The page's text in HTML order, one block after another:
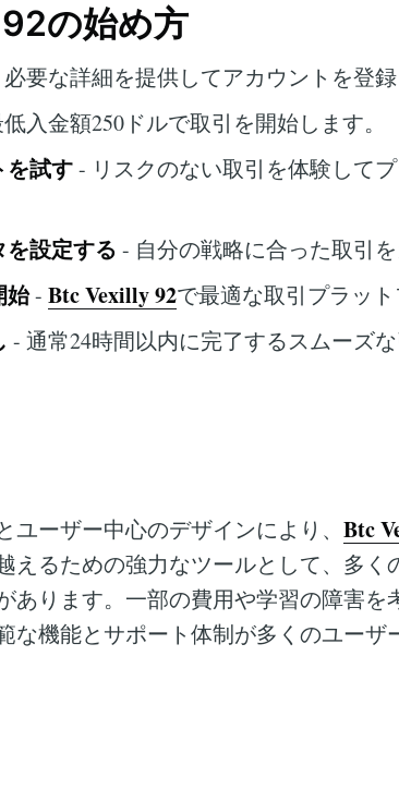
の始め方
要な詳細を提供してアカウントを登録
入金額250ドルで取引を開始します。
を試す- リスクのない取引を体験して
設定する - 自分の戦略に合った取引
始- Btc Vexilly 92で最適な取引プラット
- 通常24時間以内に完了するスムーズ
ユーザー中心のデザインにより、 Btc
えるための強力なツールとして、多
あります。一部の費用や学習の障害を
な機能とサポート体制が多くのユー